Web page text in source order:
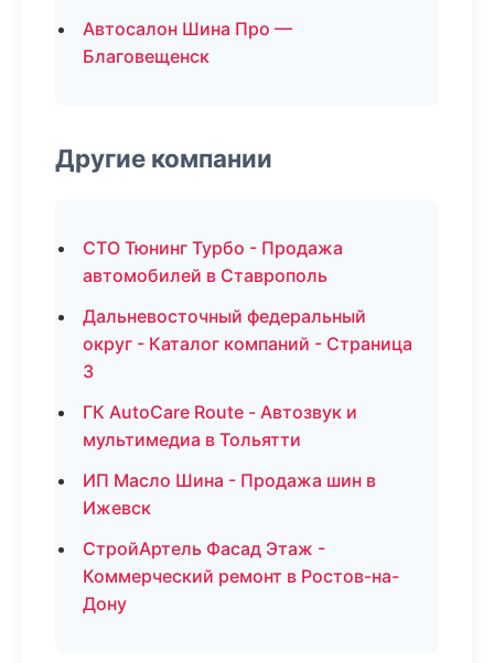
Автосалон Шина Про —
Благовещенск
Другие компании
СТО Тюнинг Турбо - Продажа
автомобилей в Ставрополь
Дальневосточный федеральный
округ - Каталог компаний - Страница
3
ГК AutoCare Route - Автозвук и
мультимедиа в Тольятти
ИП Масло Шина - Продажа шин в
Ижевск
СтройАртель Фасад Этаж -
Коммерческий ремонт в Ростов-на-
Дону